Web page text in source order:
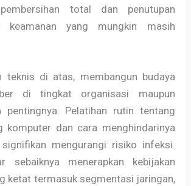
total dan penutupan
keamanan yang mungkin masih
teknis di atas, membangun budaya
di tingkat organisasi maupun
pentingnya. Pelatihan rutin tentang
komputer dan cara menghindarinya
mengurangi risiko infeksi.
sebaiknya menerapkan kebijakan
ketat termasuk segmentasi jaringan,